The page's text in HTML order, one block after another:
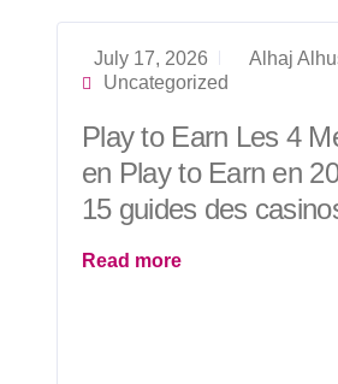
July 17, 2026
Alhaj
Uncategorized
Play to Earn Les 4
en Play to Earn en
15 guides des
Read more